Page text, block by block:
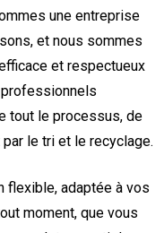
une entreprise
et nous sommes
et respectueux
professionnels
tout le processus, de
le tri et le recyclage.
flexible, adaptée à vos
moment, que vous